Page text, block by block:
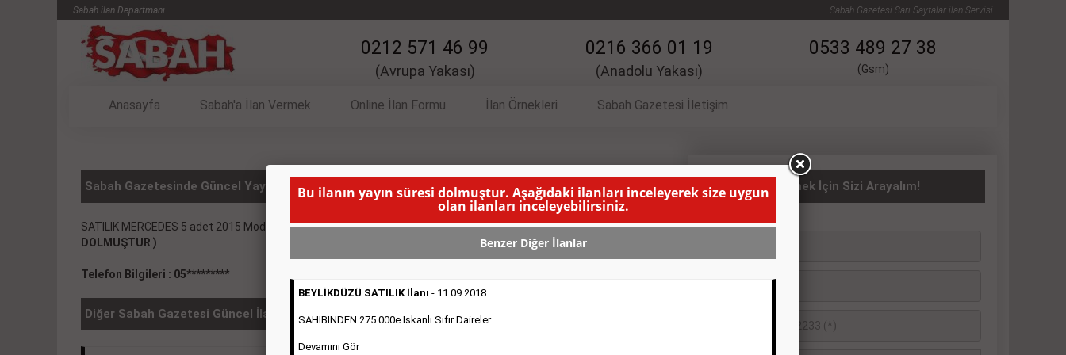
Sabah ilan Departmanı Sabah Gazetesi Sarı Sayfalar ilan Servisi
0212 571 46 99
(Avrupa Yakası)
0216 366 01 19
(Anadolu Yakası)
0533 489 27 38
(Gsm)
Anasayfa Sabah'a İlan Vermek Online İlan Formu İlan Örnekleri Sabah Gazetesi İletişim
Sabah Gazetesinde Güncel Yayınlanmış Vasıta İlanı
SATILIK MERCEDES 5 adet 2015 Model 41/ 40 4 Adet 2011 Model 32/ 36 Mikser( BU İLANIN YAYINLANMA SÜRESİ
DOLMUŞTUR )
Telefon Bilgileri : 05*********
Diğer Sabah Gazetesi Güncel İlanlar
Vasıta İlanı Vermek İçin Sizi Arayalım!
Bu ilanın yayın süresi dolmuştur. Aşağıdaki ilanları inceleyerek size uygun
olan ilanları inceleyebilirsiniz.
Benzer Diğer İlanlar
BEYLİKDÜZÜ SATILIK İlanı - 11.09.2018
SAHİBİNDEN 275.000e İskanlı Sıfır Daireler.
Devamını Gör